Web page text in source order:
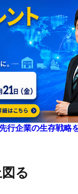
行企業の生存戦略
る